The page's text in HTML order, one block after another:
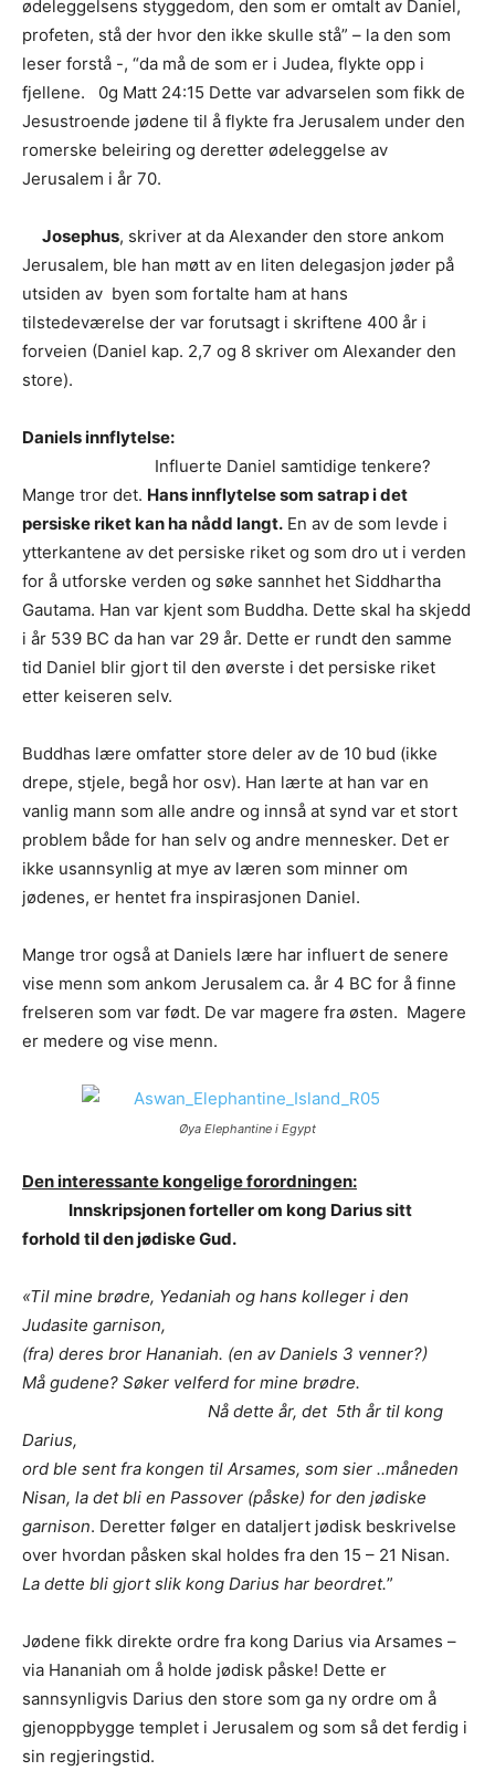
ødeleggelsens styggedom, den som er omtalt av Daniel,
profeten, stå der hvor den ikke skulle stå” – la den som
leser forstå -, “da må de som er i Judea, flykte opp i
fjellene. 0g Matt 24:15 Dette var advarselen som fikk de
Jesustroende jødene til å flykte fra Jerusalem under den
romerske beleiring og deretter ødeleggelse av
Jerusalem i år 70.
Josephus, skriver at da Alexander den store ankom
Jerusalem, ble han møtt av en liten delegasjon jøder på
utsiden av byen som fortalte ham at hans
tilstedeværelse der var forutsagt i skriftene 400 år i
forveien (Daniel kap. 2,7 og 8 skriver om Alexander den
store).
Daniels innflytelse:
Influerte Daniel samtidige tenkere?
Mange tror det. Hans innflytelse som satrap i det
persiske riket kan ha nådd langt. En av de som levde i
ytterkantene av det persiske riket og som dro ut i verden
for å utforske verden og søke sannhet het Siddhartha
Gautama. Han var kjent som Buddha. Dette skal ha skjedd
i år 539 BC da han var 29 år. Dette er rundt den samme
tid Daniel blir gjort til den øverste i det persiske riket
etter keiseren selv.
Buddhas lære omfatter store deler av de 10 bud (ikke
drepe, stjele, begå hor osv). Han lærte at han var en
vanlig mann som alle andre og innså at synd var et stort
problem både for han selv og andre mennesker. Det er
ikke usannsynlig at mye av læren som minner om
jødenes, er hentet fra inspirasjonen Daniel.
Mange tror også at Daniels lære har influert de senere
vise menn som ankom Jerusalem ca. år 4 BC for å finne
frelseren som var født. De var magere fra østen. Magere
er medere og vise menn.
Øya Elephantine i Egypt
Den interessante kongelige forordningen:
Innskripsjonen forteller om kong Darius sitt
forhold til den jødiske Gud.
«Til mine brødre, Yedaniah og hans kolleger i den
Judasite garnison,
(fra) deres bror Hananiah. (en av Daniels 3 venner?)
Må gudene? Søker velferd for mine brødre.
Nå dette år, det 5th år til kong
Darius,
ord ble sent fra kongen til Arsames, som sier ..måneden
Nisan, la det bli en Passover (påske) for den jødiske
garnison. Deretter følger en dataljert jødisk beskrivelse
over hvordan påsken skal holdes fra den 15 – 21 Nisan.
La dette bli gjort slik kong Darius har beordret.”
Jødene fikk direkte ordre fra kong Darius via Arsames –
via Hananiah om å holde jødisk påske! Dette er
sannsynligvis Darius den store som ga ny ordre om å
gjenoppbygge templet i Jerusalem og som så det ferdig i
sin regjeringstid.